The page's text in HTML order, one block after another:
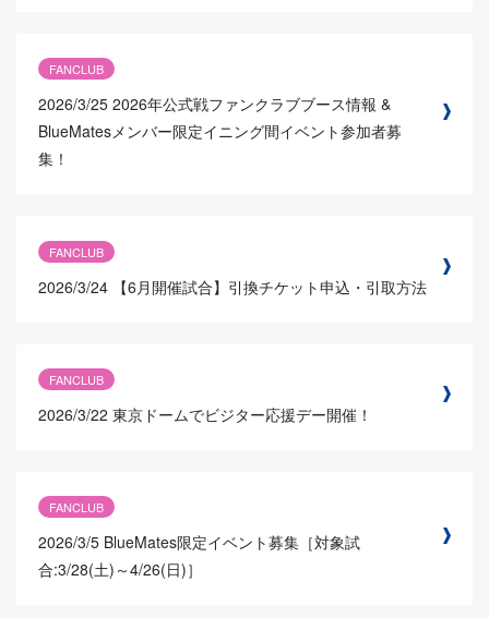
FANCLUB
2026/3/25 2026年公式戦ファンクラブブース情報 &
BlueMatesメンバー限定イニング間イベント参加者募
集！
FANCLUB
2026/3/24 【6月開催試合】引換チケット申込・引取方法
FANCLUB
2026/3/22 東京ドームでビジター応援デー開催！
FANCLUB
2026/3/5 BlueMates限定イベント募集［対象試
合:3/28(土)～4/26(日)］